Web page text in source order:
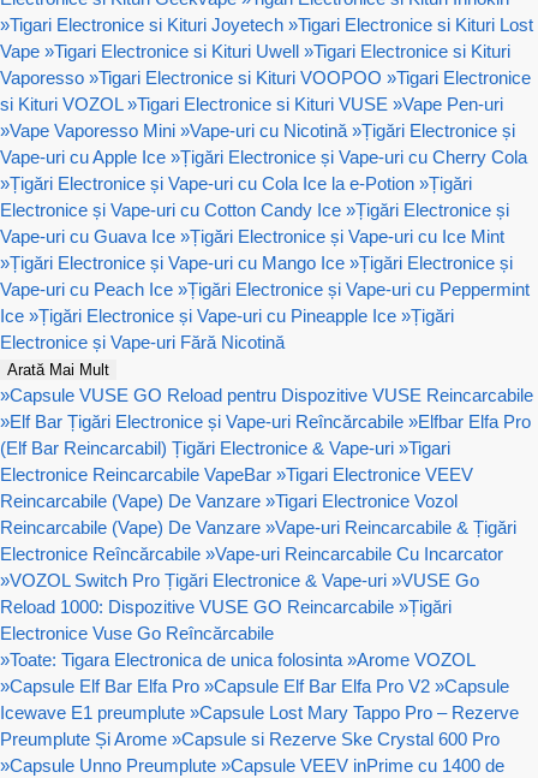
»Tigari Electronice si Kituri Joyetech »Tigari Electronice si Kituri Lost
Vape »Tigari Electronice si Kituri Uwell »Tigari Electronice si Kituri
Vaporesso »Tigari Electronice si Kituri VOOPOO »Tigari Electronice
si Kituri VOZOL »Tigari Electronice si Kituri VUSE »Vape Pen-uri
»Vape Vaporesso Mini »Vape-uri cu Nicotină »Țigări Electronice și
Vape-uri cu Apple Ice »Țigări Electronice și Vape-uri cu Cherry Cola
»Țigări Electronice și Vape-uri cu Cola Ice la e-Potion »Țigări
Electronice și Vape-uri cu Cotton Candy Ice »Țigări Electronice și
Vape-uri cu Guava Ice »Țigări Electronice și Vape-uri cu Ice Mint
»Țigări Electronice și Vape-uri cu Mango Ice »Țigări Electronice și
Vape-uri cu Peach Ice »Țigări Electronice și Vape-uri cu Peppermint
Ice »Țigări Electronice și Vape-uri cu Pineapple Ice »Țigări
Electronice și Vape-uri Fără Nicotină
Arată Mai Mult
»Capsule VUSE GO Reload pentru Dispozitive VUSE Reincarcabile
»Elf Bar Țigări Electronice și Vape-uri Reîncărcabile »Elfbar Elfa Pro
(Elf Bar Reincarcabil) Țigări Electronice & Vape-uri »Tigari
Electronice Reincarcabile VapeBar »Tigari Electronice VEEV
Reincarcabile (Vape) De Vanzare »Tigari Electronice Vozol
Reincarcabile (Vape) De Vanzare »Vape-uri Reincarcabile & Țigări
Electronice Reîncărcabile »Vape-uri Reincarcabile Cu Incarcator
»VOZOL Switch Pro Țigări Electronice & Vape-uri »VUSE Go
Reload 1000: Dispozitive VUSE GO Reincarcabile »Țigări
Electronice Vuse Go Reîncărcabile
»Toate: Tigara Electronica de unica folosinta »Arome VOZOL
»Capsule Elf Bar Elfa Pro »Capsule Elf Bar Elfa Pro V2 »Capsule
Icewave E1 preumplute »Capsule Lost Mary Tappo Pro – Rezerve
Preumplute Și Arome »Capsule si Rezerve Ske Crystal 600 Pro
»Capsule Unno Preumplute »Capsule VEEV inPrime cu 1400 de